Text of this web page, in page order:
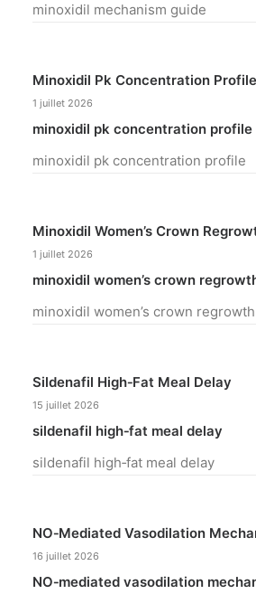
minoxidil mechanism guide
Minoxidil Pk Concentration Profile
1 juillet 2026
minoxidil pk concentration profile
minoxidil pk concentration profile
Minoxidil Women’s Crown
1 juillet 2026
minoxidil women’s crown
minoxidil women’s crown regrowth
Sildenafil High‑fat Meal Delay
15 juillet 2026
sildenafil high‑fat meal delay
sildenafil high‑fat meal delay
NO‑mediated Vasodilation
16 juillet 2026
NO‑mediated vasodilation